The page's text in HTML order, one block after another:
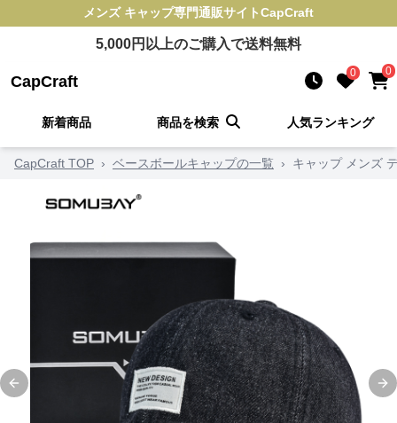
メンズ キャップ専門通販サイトCapCraft
5,000円以上のご購入で送料無料
CapCraft 0 0
新着商品 商品を検索 人気ランキング
CapCraft TOP › ベースボールキャップの一覧 › キャップ メンズ
Previous slide